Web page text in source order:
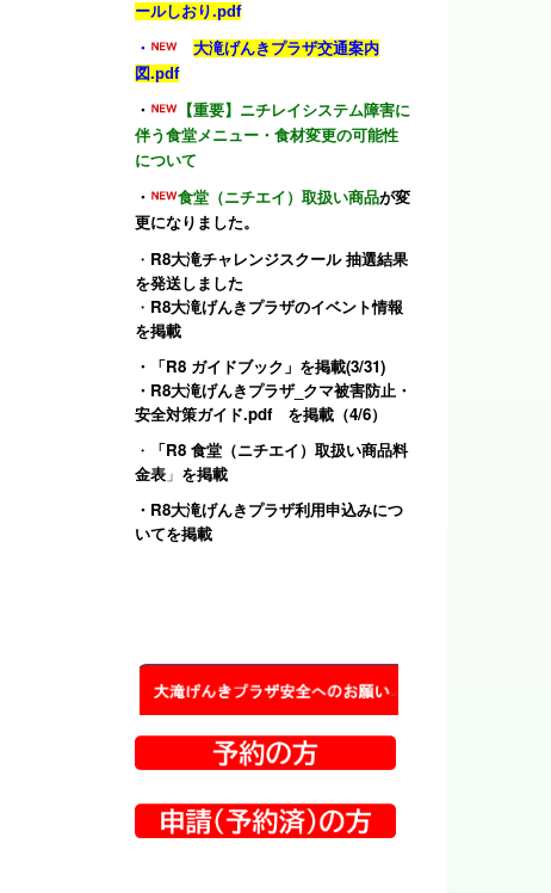
ールしおり.pdf
・
大滝げんきプラザ交通案内
図.pdf
・
【重要】ニチレイシステム障害に
伴う食堂メニュー・食材変更の可能性
について
・ 食堂（ニチエイ）取扱い商品が変
更になりました。
・ R8大滝チャレンジスクール 抽選結果
を発送しました
・ R8大滝げんきプラザのイベント情報
を掲載
・ 「R8 ガイドブック」 を掲載(3/31)
・ R8大滝げんきプラザ_クマ被害防止・
安全対策ガイド.pdfを掲載（4/6）
・
「R8 食堂（ニチエイ）取扱い商品料
金表」 を掲載
・ R8大滝げんきプラザ利用申込みにつ
いてを掲載